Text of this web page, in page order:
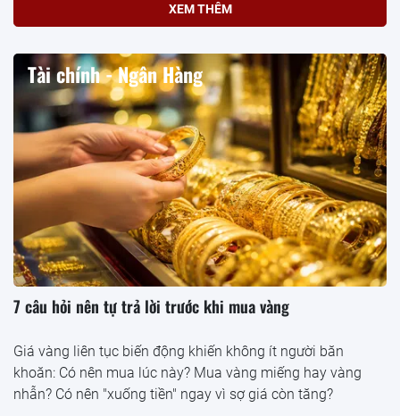
XEM THÊM
Tài chính - Ngân Hàng
7 câu hỏi nên tự trả lời trước khi mua vàng
Giá vàng liên tục biến động khiến không ít người băn
khoăn: Có nên mua lúc này? Mua vàng miếng hay vàng
nhẫn? Có nên "xuống tiền" ngay vì sợ giá còn tăng?